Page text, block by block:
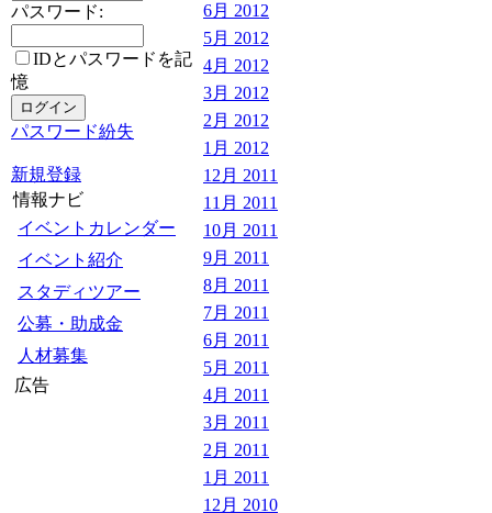
パスワード:
IDとパスワードを記
憶
パスワード紛失
新規登録
情報ナビ
イベントカレンダー
イベント紹介
スタディツアー
公募・助成金
人材募集
広告
6月 2012
5月 2012
4月 2012
3月 2012
2月 2012
1月 2012
12月 2011
11月 2011
10月 2011
9月 2011
8月 2011
7月 2011
6月 2011
5月 2011
4月 2011
3月 2011
2月 2011
1月 2011
12月 2010